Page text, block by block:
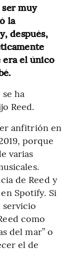
muy
la
después,
era el único
ha
Reed.
anfitrión en
porque
varias
de Reed y
Spotify. Si
como
del mar” o
el de